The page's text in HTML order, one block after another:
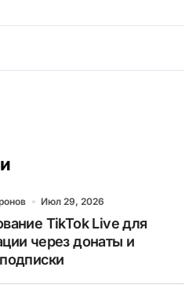
Июл 29, 2026
TikTok Live для
через донаты и